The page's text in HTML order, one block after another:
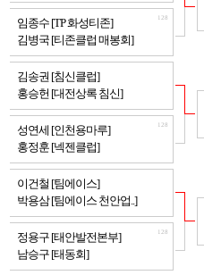
임종수 [TP 화성티존]
김병국 [티존클럽 매봉회]
128
김송권 [침신클럽]
홍승헌 [대전상록 침신]
성연세 [인천용마루]
홍정훈 [넥젠클럽]
128
이건철 [팀에이스]
박용삼 [팀에이스 천안업..]
정용구 [태안발전본부]
남승구 [태동회]
128